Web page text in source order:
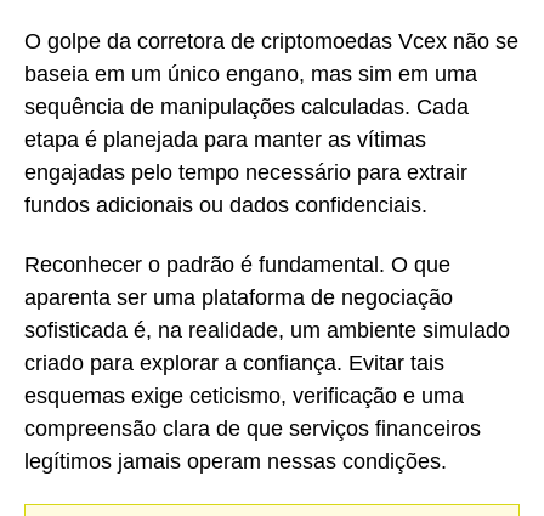
O golpe da corretora de criptomoedas Vcex não se
baseia em um único engano, mas sim em uma
sequência de manipulações calculadas. Cada
etapa é planejada para manter as vítimas
engajadas pelo tempo necessário para extrair
fundos adicionais ou dados confidenciais.
Reconhecer o padrão é fundamental. O que
aparenta ser uma plataforma de negociação
sofisticada é, na realidade, um ambiente simulado
criado para explorar a confiança. Evitar tais
esquemas exige ceticismo, verificação e uma
compreensão clara de que serviços financeiros
legítimos jamais operam nessas condições.